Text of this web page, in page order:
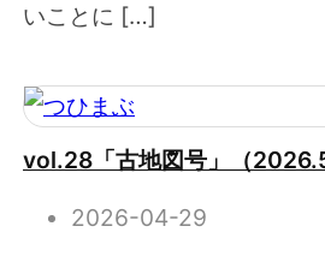
いことに […]
vol.28「古地図号」（2026.5
2026-04-29